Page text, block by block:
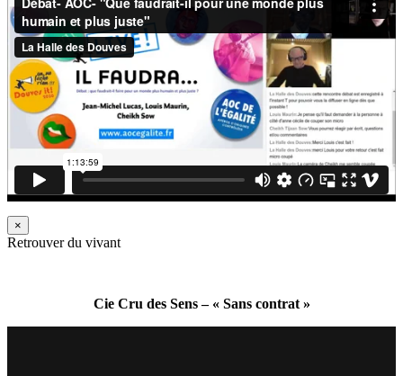
×
Retrouver du vivant
Cie Cru des Sens – « Sans contrat »